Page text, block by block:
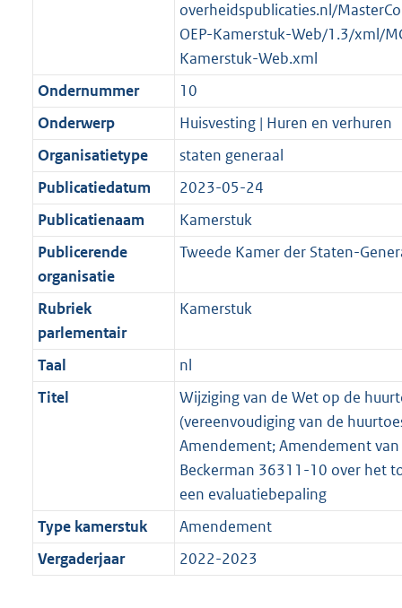
overheidspublicaties.nl/
OEP-Kamerstuk-Web/1.3/xml/
Kamerstuk-Web.xml
Ondernummer
10
Onderwerp
Huisvesting | Huren en verhuren
Organisatietype
staten generaal
Publicatiedatum
2023-05-24
Publicatienaam
Kamerstuk
Publicerende
organisatie
Tweede Kamer der Staten-
Rubriek
parlementair
Kamerstuk
Taal
nl
Titel
Wijziging van de Wet op de
(vereenvoudiging van de
Amendement; Amendement
Beckerman 36311-10 over het
een evaluatiebepaling
Type kamerstuk
Amendement
Vergaderjaar
2022-2023